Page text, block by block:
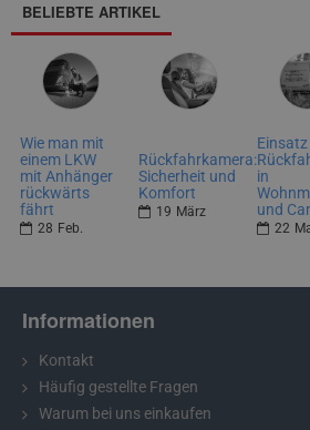
BELIEBTE ARTIKEL
Wie man mit
einem LKW
mit Anhänger
rückwärts
fährt
28 Feb.
Rückfahrkamera:
Sicherheit und
Komfort
19 März
in
und
22
Informationen
Kontakt
Häufig gestellte Fragen
Warum bei uns einkaufen